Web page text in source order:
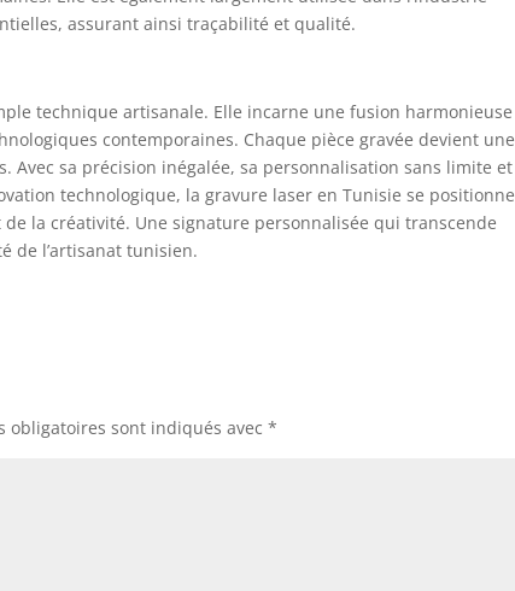
assurant ainsi traçabilité et qualité.
technique artisanale. Elle incarne une fusion harmonieuse
contemporaines. Chaque pièce gravée devient une
sa précision inégalée, sa personnalisation sans limite et
technologique, la gravure laser en Tunisie se positionne
la créativité. Une signature personnalisée qui transcende
de l’artisanat tunisien.
obligatoires sont indiqués avec*